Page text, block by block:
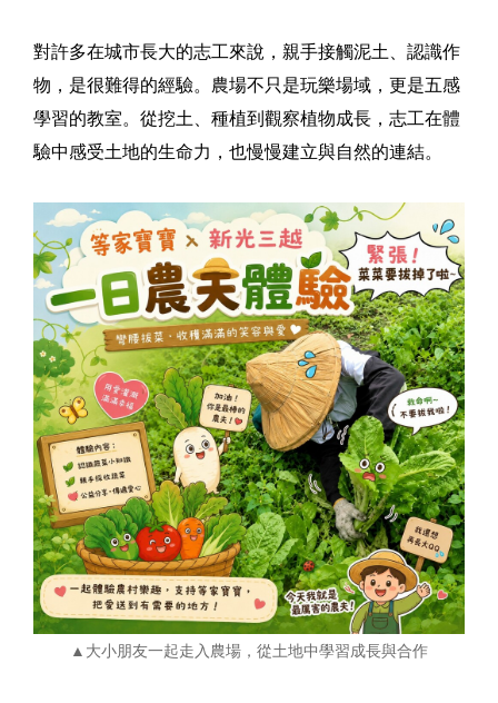
對許多在城市長大的志工來說，親手接觸泥土、認識作
物，是很難得的經驗。農場不只是玩樂場域，更是五感
學習的教室。從挖土、種植到觀察植物成長，志工在體
驗中感受土地的生命力，也慢慢建立與自然的連結。
▲大小朋友一起走入農場，從土地中學習成長與合作